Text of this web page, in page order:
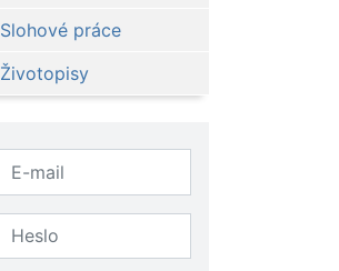
Slohové práce
Životopisy